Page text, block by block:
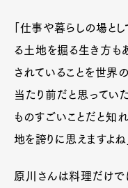
「仕事や暮らしの場と
る土地を掘る生き方も
されていることを世界
当たり前だと思ってい
ものすごいことだと知
地を誇りに思えますよね」
原川さんは料理だけで